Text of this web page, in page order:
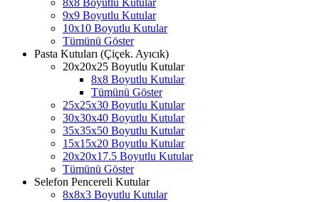
9x9 Boyutlu Kutular
10x10 Boyutlu Kutular
Tümünü Göster
Pasta Kutuları (Çiçek. Ayıcık)
20x20x25 Boyutlu Kutular
8x8 Boyutlu Kutular
Tümünü Göster
25x25x30 Boyutlu Kutular
30x30x40 Boyutlu Kutular
35x35x50 Boyutlu Kutular
15x15x20 Boyutlu Kutular
20x20x17.5 Boyutlu Kutular
Tümünü Göster
Selefon Pencereli Kutular
8x8x3 Boyutlu Kutular